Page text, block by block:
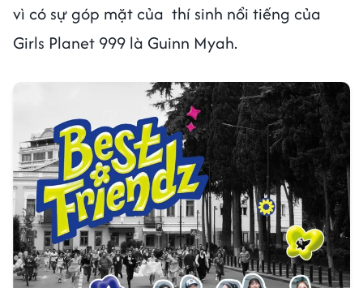
vì có sự góp mặt của thí sinh nổi tiếng của
Girls Planet 999 là Guinn Myah.